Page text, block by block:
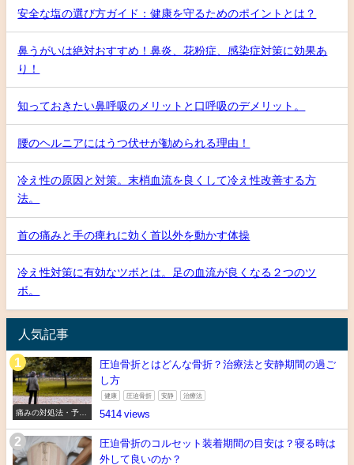
安全な塩の選び方ガイド：健康を守るためのポイントとは？
鼻うがいは絶対おすすめ！鼻炎、花粉症、感染症対策に効果あ
り！
知っておきたい鼻呼吸のメリットと口呼吸のデメリット。
腰のヘルニアにはうつ伏せが勧められる理由！
冷え性の原因と対策。末梢血流を良くして冷え性改善する方
法。
首の痛みと手の痺れに効く首以外を動かす体操
冷え性対策に有効なツボとは。足の血流が良くなる２つのツ
ボ。
人気記事
痛みの対処法・予防
圧迫骨折とはどんな骨折？治療法と安静期間の過ご
し方
健康 圧迫骨折 安静 治療法
5414
圧迫骨折のコルセット装着期間の目安は？寝る時は
外して良いのか？